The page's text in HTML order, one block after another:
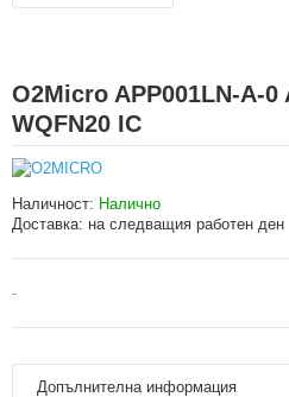
O2Micro APP001LN-A-0
WQFN20 IC
Наличност: Налично
Доставка: на следващия работен ден
-
Допълнителна информация